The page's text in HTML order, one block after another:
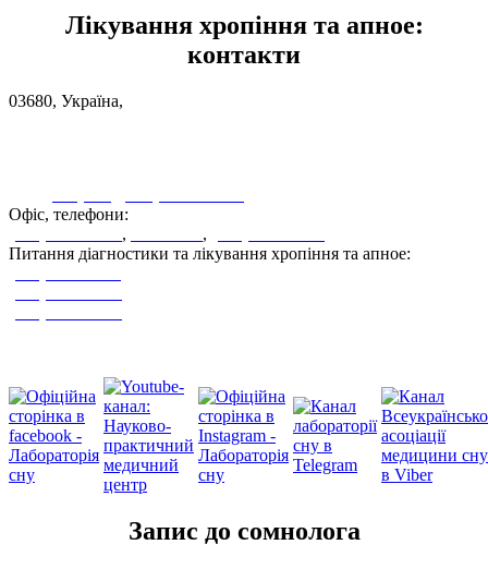
Лікування хропіння та апное:
контакти
03680, Україна,
Офіс, телефони:
, ,
Питання діагностики та лікування хропіння та апное:
Запис до сомнолога